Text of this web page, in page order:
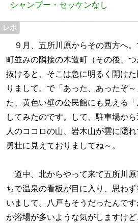
シャンプー・セッケンなし
９月、五所川原からその西方へ
町並みの隣接の木造町（その後、
抜けると、そこは急に明るく開け
りまして。で「あった、あったぞ
た、黄色い壁の公民館にも見える
してみたのです。して、駐車場か
人のココロの山、岩木山が雲に隠
勇壮に見えておりましてね～。
道中、北からやって来て五所川
ちで温泉の看板が目に入り、思わ
いまして。八戸もそうだったんで
か浴場が多いような気がしますけ